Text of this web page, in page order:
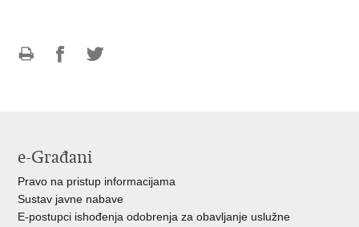
e-Građani
Pravo na pristup informacijama
Sustav javne nabave
E-postupci ishođenja odobrenja za obavljanje uslužne